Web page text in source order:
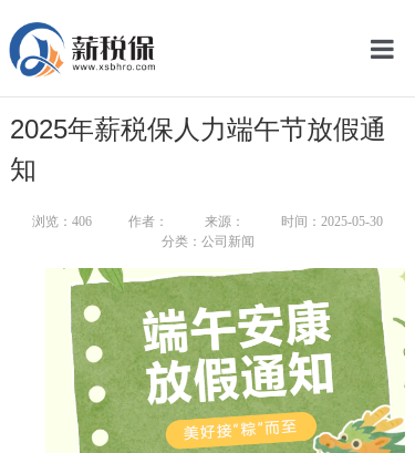
网
2025年薪税保人力端午节放假通
知
浏览： 406 作者： 来源：
时间：2025-05-30
分类：公司新闻